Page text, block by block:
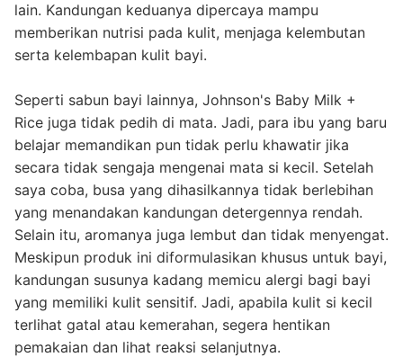
lain. Kandungan keduanya dipercaya mampu
memberikan nutrisi pada kulit, menjaga kelembutan
serta kelembapan kulit bayi.
Seperti sabun bayi lainnya, Johnson's Baby Milk +
Rice juga tidak pedih di mata. Jadi, para ibu yang baru
belajar memandikan pun tidak perlu khawatir jika
secara tidak sengaja mengenai mata si kecil. Setelah
saya coba, busa yang dihasilkannya tidak berlebihan
yang menandakan kandungan detergennya rendah.
Selain itu, aromanya juga lembut dan tidak menyengat.
Meskipun produk ini diformulasikan khusus untuk bayi,
kandungan susunya kadang memicu alergi bagi bayi
yang memiliki kulit sensitif. Jadi, apabila kulit si kecil
terlihat gatal atau kemerahan, segera hentikan
pemakaian dan lihat reaksi selanjutnya.